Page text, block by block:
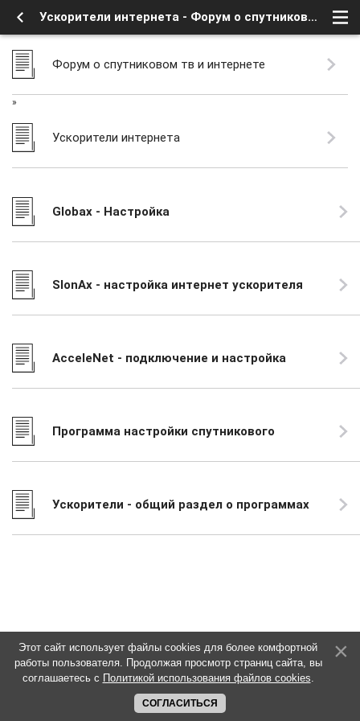
Ускорители интернета - Форум о спутниковом тв и интернете
Форум о спутниковом тв и интернете
»
Ускорители интернета
Globax - Настройка
SlonAx - настройка интернет ускорителя
AcceleNet - подключение и настройка
Программа настройки спутникового
Ускорители - общий раздел о программах
Этот сайт использует файлы cookies для более комфортной
работы пользователя. Продолжая просмотр страниц сайта, вы
соглашаетесь с Политикой использования файлов cookies.
СОГЛАСИТЬСЯ